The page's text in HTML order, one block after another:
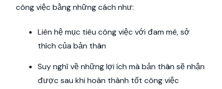
công việc bằng những cách như:
Liên hệ mục tiêu công việc với đam mê, sở
thích của bản thân
Suy nghĩ về những lợi ích mà bản thân sẽ nhận
được sau khi hoàn thành tốt công việc